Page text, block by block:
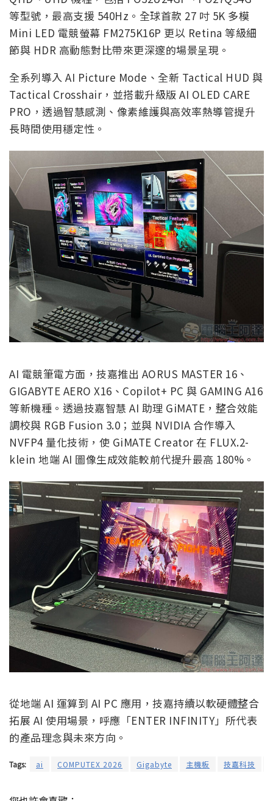
等型號，最高支援 540Hz。全球首款 27 吋 5K 多模
Mini LED 電競螢幕 FM275K16P 更以 Retina 等級細
節與 HDR 高動態對比帶來更深邃的場景呈現。
全系列導入 AI Picture Mode、全新 Tactical HUD 與
Tactical Crosshair，並搭載升級版 AI OLED CARE
PRO，透過智慧感測、像素維護與高效率熱導管提升
長時間使用穩定性。
AI 電競筆電方面，技嘉推出 AORUS MASTER 16、
GIGABYTE AERO X16、Copilot+ PC 與 GAMING A16
等新機種。透過技嘉智慧 AI 助理 GiMATE，整合效能
調校與 RGB Fusion 3.0；並與 NVIDIA 合作導入
NVFP4 量化技術，使 GiMATE Creator 在 FLUX.2-
klein 地端 AI 圖像生成效能較前代提升最高 180%。
從地端 AI 運算到 AI PC 應用，技嘉持續以軟硬體整合
拓展 AI 使用場景，呼應「ENTER INFINITY」所代表
的產品理念與未來方向。
Tags: ai COMPUTEX 2026 Gigabyte 主機板 技嘉科技